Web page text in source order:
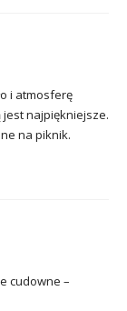
i atmosferę
jest najpiękniejsze.
na piknik.
cudowne –